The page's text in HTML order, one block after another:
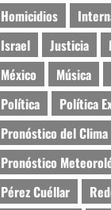
Homicidios
Israel
Justicia
México
Música
Política
Política
Pronóstico del Clima
Pronóstico
Pérez Cuéllar